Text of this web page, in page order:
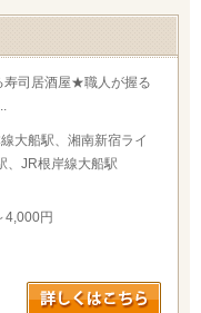
寿司居酒屋★職人が握る
大船駅、湘南新宿ライ
、JR根岸線大船駅
4,000円